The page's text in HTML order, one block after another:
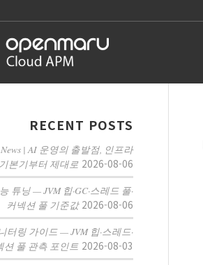
RECENT POSTS
| AI 운영의 출발점, 인프라
기본기부터 제대로 2026-08-06
튜닝 — JVM 힙·GC·스레드 풀·
커넥션 풀 기준값 2026-08-06
터링 가이드 — JVM 힙·스레드·
션 풀 관측 포인트 2026-08-03